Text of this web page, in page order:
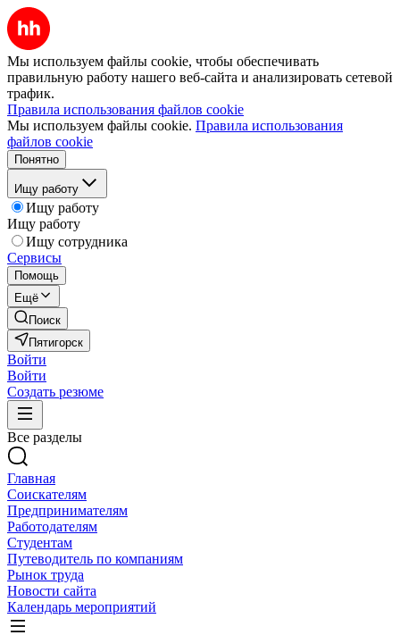
Мы используем файлы cookie, чтобы обеспечивать
правильную работу нашего веб-сайта и анализировать сетевой
трафик.
Правила использования файлов cookie
Мы используем файлы cookie. Правила использования
файлов cookie
Понятно
Ищу работу
Ищу работу
Ищу работу
Ищу сотрудника
Сервисы
Помощь
Ещё
Поиск
Пятигорск
Войти
Войти
Создать резюме
Все разделы
Главная
Соискателям
Предпринимателям
Работодателям
Студентам
Путеводитель по компаниям
Рынок труда
Новости сайта
Календарь мероприятий